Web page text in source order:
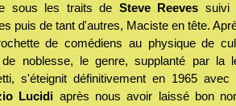
sous les traits de Steve Reeves suivi
puis de tant d'autres, Maciste en tête.
de comédiens au physique de
de noblesse, le genre, supplanté par la
s'éteignit définitivement en 1965 avec
Lucidi après nous avoir laissé bon